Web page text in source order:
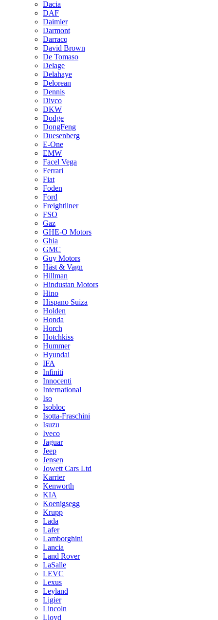
Dacia
DAF
Daimler
Darmont
Darracq
David Brown
De Tomaso
Delage
Delahaye
Delorean
Dennis
Divco
DKW
Dodge
DongFeng
Duesenberg
E-One
EMW
Facel Vega
Ferrari
Fiat
Foden
Ford
Freightliner
FSO
Gaz
GHE-O Motors
Ghia
GMC
Guy Motors
Häst & Vagn
Hillman
Hindustan Motors
Hino
Hispano Suiza
Holden
Honda
Horch
Hotchkiss
Hummer
Hyundai
IFA
Infiniti
Innocenti
International
Iso
Isobloc
Isotta-Fraschini
Isuzu
Iveco
Jaguar
Jeep
Jensen
Jowett Cars Ltd
Karrier
Kenworth
KIA
Koenigsegg
Krupp
Lada
Lafer
Lamborghini
Lancia
Land Rover
LaSalle
LEVC
Lexus
Leyland
Ligier
Lincoln
Lloyd